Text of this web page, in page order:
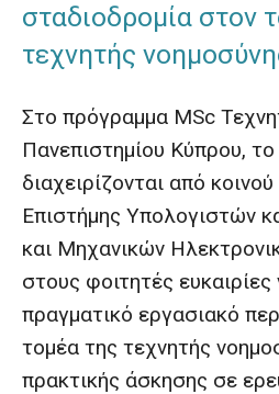
σταδιοδρομία στον
τεχνητής
Στο πρόγραμμα MSc
Πανεπιστημίου Κύπρου, το
διαχειρίζονται από
Επιστήμης Υπολογιστών
και Μηχανικών
στους φοιτητές
πραγματικό εργασιακό
τομέα της τεχνητής
πρακτικής άσκησης σε